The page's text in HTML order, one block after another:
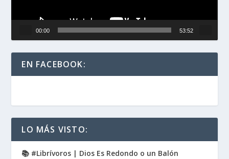
00:00 53:52
EN FACEBOOK:
LO MÁS VISTO:
📚 #Librívoros | Dios Es Redondo o un Balón